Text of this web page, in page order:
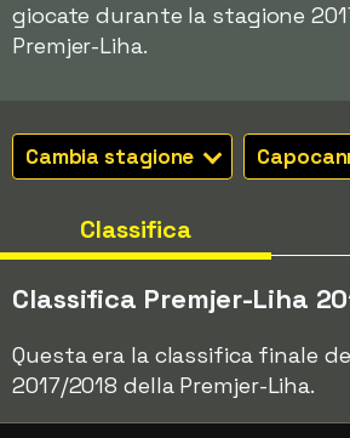
giocate durante la stagione
Premjer-Liha.
Cambia stagione
Classifica
Classifica Premjer-Liha
Questa era la classifica finale
2017/2018 della Premjer-Liha.